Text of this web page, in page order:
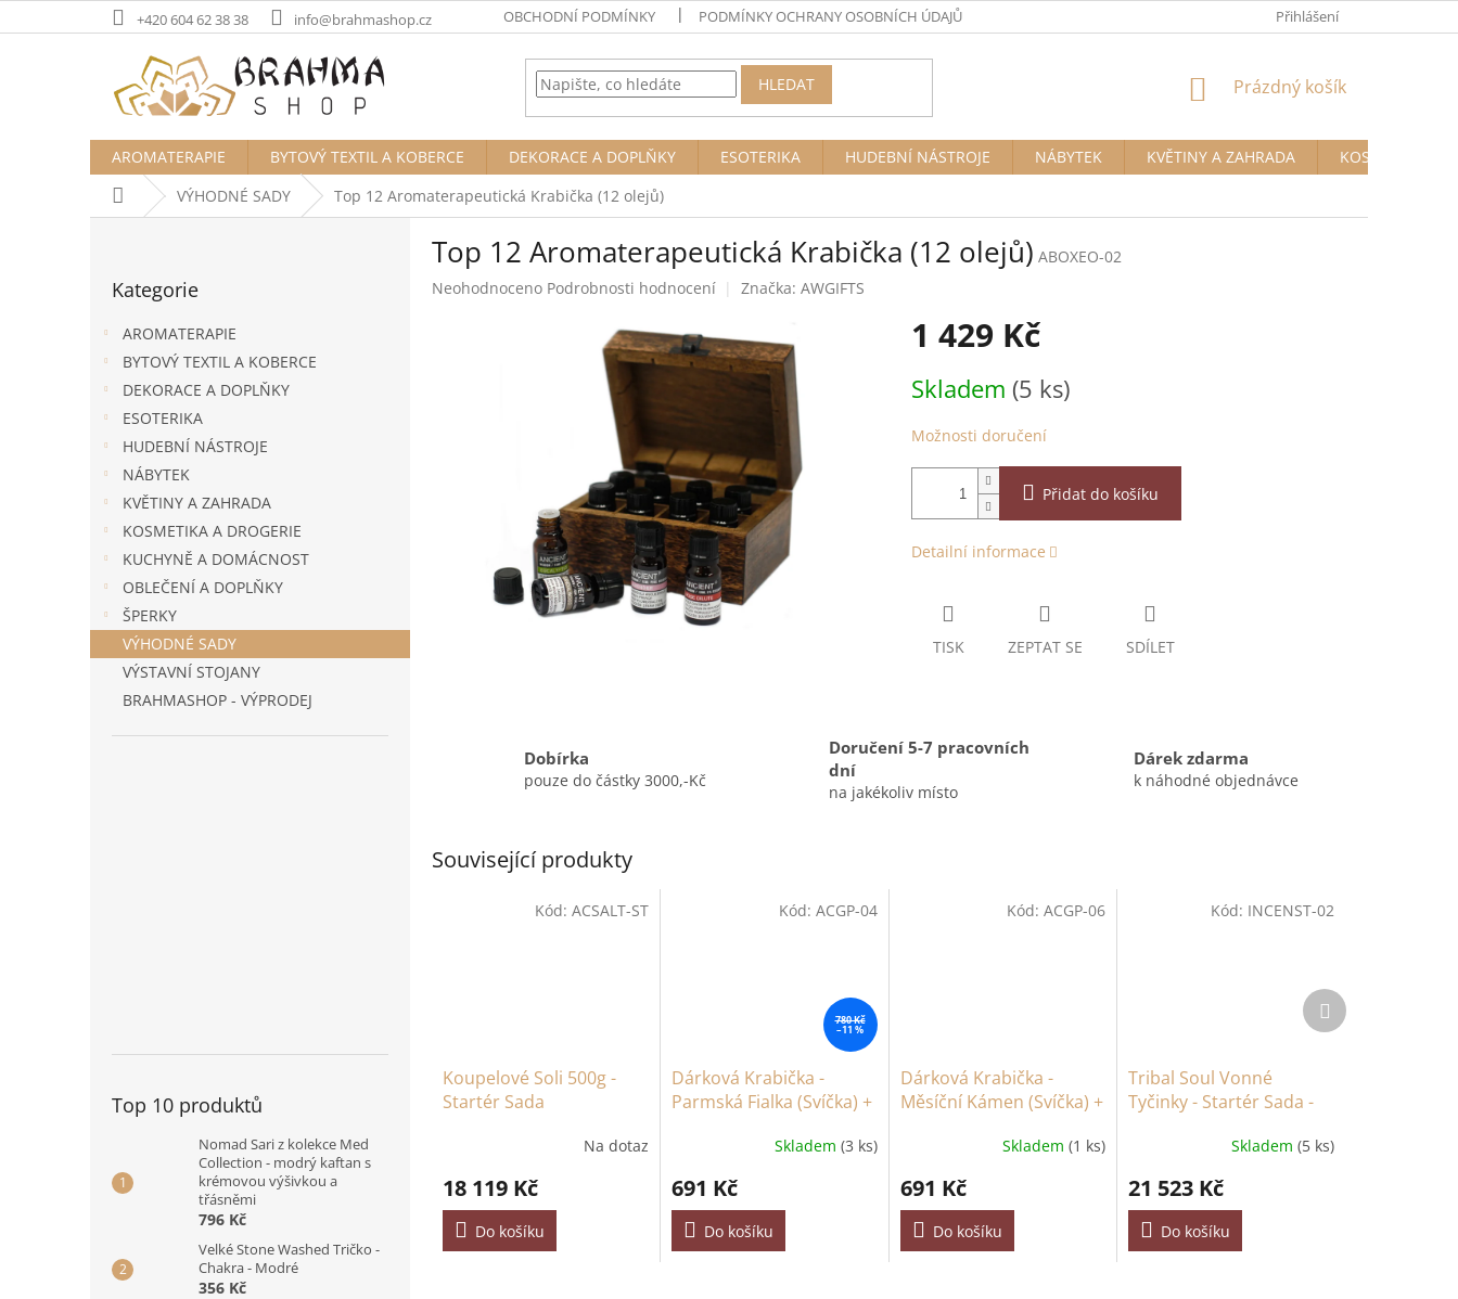
na
+420 604 62 38 38 info@brahmashop.cz OBCHODNÍ PODMÍNKY PODMÍNKY OCHRANY OSOBNÍCH ÚDAJŮ Přihlášení
HLEDAT
NÁKUPNÍ
Prázdný košík
AROMATERAPIE BYTOVÝ TEXTIL A KOBERCE DEKORACE A DOPLŇKY ESOTERIKA HUDEBNÍ NÁSTROJE NÁBYTEK KVĚTINY A ZAHRADA
KOSMETIKA A
Domů VÝHODNÉ SADY Top 12 Aromaterapeutická Krabička (12 olejů)
kategorie
Kategorie
AROMATERAPIE
BYTOVÝ TEXTIL A KOBERCE
DEKORACE A DOPLŇKY
ESOTERIKA
HUDEBNÍ NÁSTROJE
NÁBYTEK
KVĚTINY A ZAHRADA
KOSMETIKA A DROGERIE
KUCHYNĚ A DOMÁCNOST
OBLEČENÍ A DOPLŇKY
ŠPERKY
VÝHODNÉ SADY
VÝSTAVNÍ STOJANY
BRAHMASHOP - VÝPRODEJ
Top 10 produktů
Nomad Sari z kolekce Med
Collection - modrý kaftan s
krémovou výšivkou a
třásněmi
796 Kč
Velké Stone Washed Tričko -
Chakra - Modré
356 Kč
Top 12 Aromaterapeutická Krabička (12 olejů) ABOXEO-02
Průměrné
Neohodnoceno Podrobnosti hodnocení Značka: AWGIFTS
1 429 Kč
cena:
Skladem (5 ks)
Možnosti doručení
Přidat do košíku
Detailní informace
TISK ZEPTAT SE SDÍLET
Dobírka
pouze do částky 3000,-Kč
Doručení 5-7 pracovních
dní
na jakékoliv místo
Dárek zdarma
k náhodné objednávce
Související produkty
Koupelové Soli 500g -
Startér Sada
Na dotaz
18 119 Kč
Do košíku
Kód: ACSALT-ST
780 Kč
–11 %
Dárková Krabička -
Parmská Fialka (Svíčka) +
Dolly Blue (Šumivka)
Skladem (3 ks)
691 Kč
Do košíku
Kód: ACGP-04
Dárková Krabička -
Měsíční Kámen (Svíčka) +
Skladem(1 ks)
691 Kč
Do košíku
Kód:ACGP-06
Tribal Soul Vonné
Tyčinky - Startér Sada -
Skladem (5 ks)
21 523 Kč
Do košíku
Kód: INCENST-02
Další
produkt